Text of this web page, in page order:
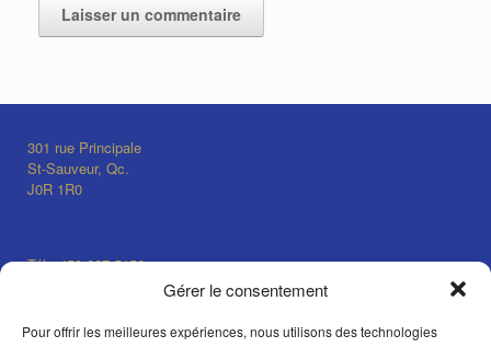
Gérer le consentement
Pour offrir les meilleures expériences, nous utilisons des technologies
301 rue Principale
St-Sauveur, Qc.
J0R 1R0
Tél.: 450-227-5156
info@auclairdelalune.ca